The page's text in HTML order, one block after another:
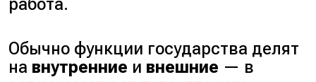
работа.
Обычно функции государства делят
на внутренние и внешние — в